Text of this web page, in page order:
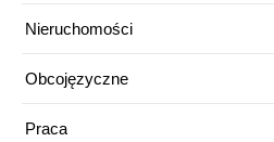
Nieruchomości
Obcojęzyczne
Praca